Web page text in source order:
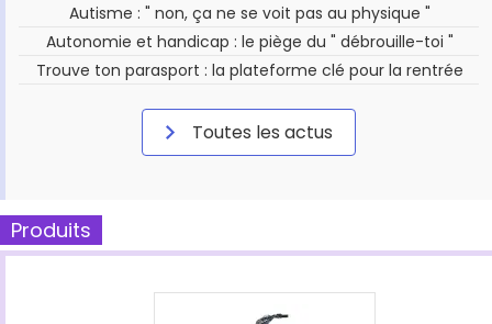
Autisme : " non, ça ne se voit pas au physique "
Autonomie et handicap : le piège du " débrouille-toi "
Trouve ton parasport : la plateforme clé pour la rentrée
Toutes les actus
Produits